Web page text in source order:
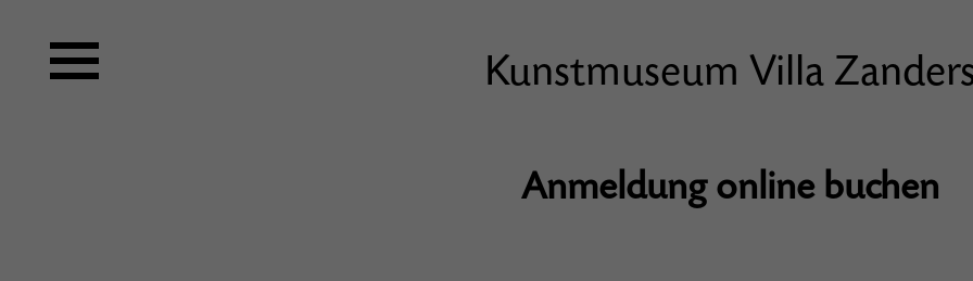
Kunstmuseum Villa
Anmeldung online buchen